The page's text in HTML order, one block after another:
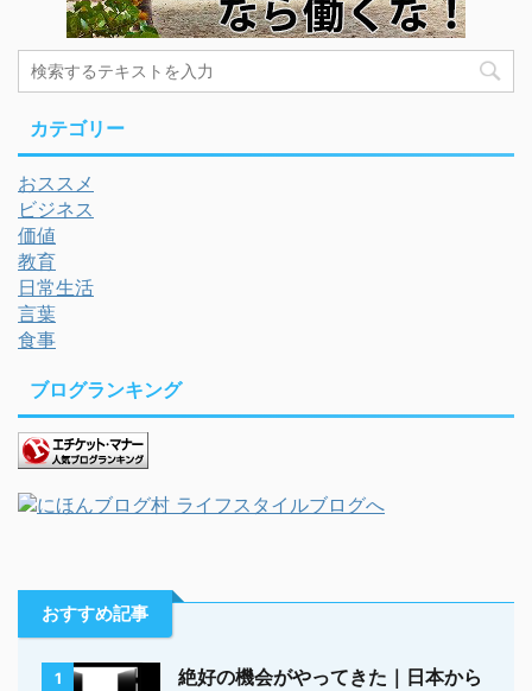
カテゴリー
おススメ
ビジネス
価値
教育
日常生活
言葉
食事
ブログランキング
おすすめ記事
1
絶好の機会がやってきた｜日本から